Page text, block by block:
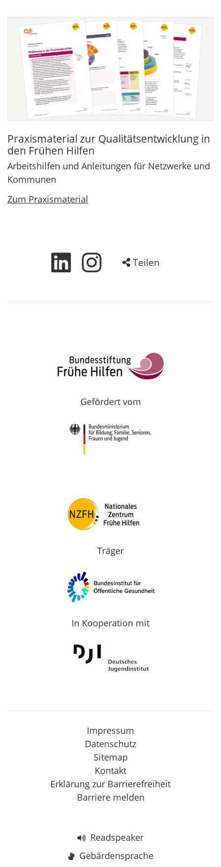
Praxismaterial zur Qualitätsentwicklung in
den Frühen Hilfen
Arbeitshilfen und Anleitungen für Netzwerke und
Kommunen
Zum Praxismaterial
Teilen
Gefördert vom
Träger
In Kooperation mit
Impressum
Datenschutz
Sitemap
Kontakt
Erklärung zur Barrierefreiheit
Barriere melden
Readspeaker
Gebärdensprache